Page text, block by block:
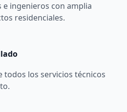
ingenieros con amplia
residenciales.
todos los servicios técnicos